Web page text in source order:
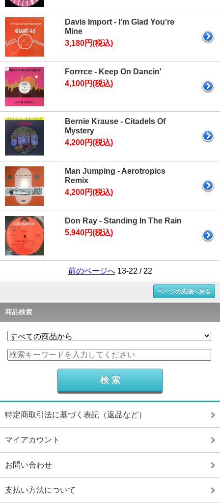
Davis Import - I'm Glad You're
Mine
3,180円(税込)
Forrrce - Keep On Dancin'
4,100円(税込)
Bernie Krause - Citadels Of
Mystery
4,200円(税込)
Man Jumping - Aerotropics
Remix
4,200円(税込)
Don Ray - Standing In The Rain
5,940円(税込)
前のページへ13-22 / 22
ページの先頭へ戻る
商品検索
特定商取引法に基づく表記（返品など）
マイアカウント
お問い合わせ
支払い方法について